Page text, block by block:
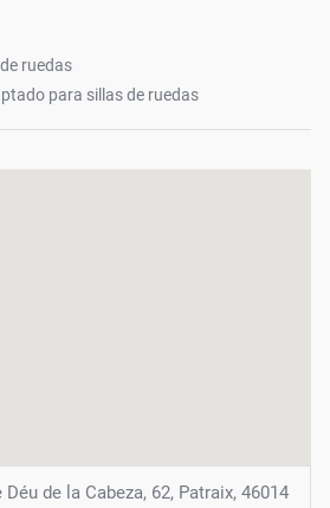
ruedas
para sillas de ruedas
de la Cabeza, 62, Patraix, 46014